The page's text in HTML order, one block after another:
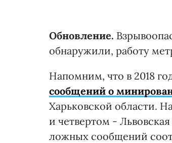
Обновление.
обнаружили, работу
Напомним, что в 2018
сообщений о
Харьковской области.
и четвертом -
ложных сообщений